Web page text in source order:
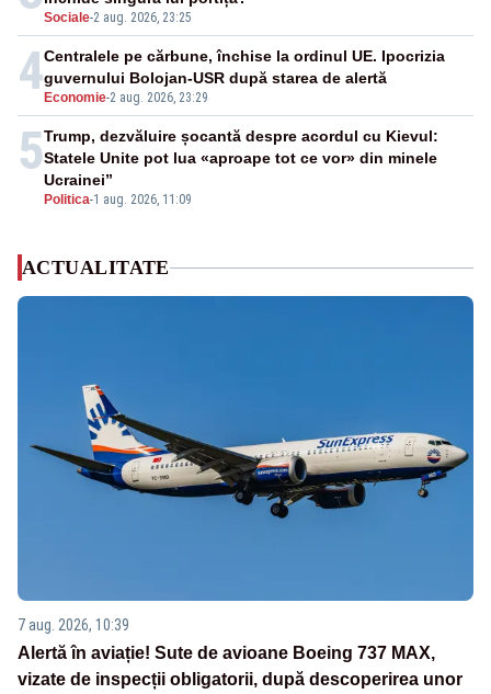
Sociale-2 aug. 2026, 23:25
4 Economie-2 aug. 2026, 23:29
Centralele pe cărbune, închise la ordinul UE. Ipocrizia
guvernului Bolojan-USR după starea de alertă
5
Politica-1 aug. 2026, 11:09
Trump, dezvăluire șocantă despre acordul cu Kievul:
Statele Unite pot lua «aproape tot ce vor» din minele
Ucrainei”
ACTUALITATE
7 aug. 2026, 10:39
Alertă în aviație! Sute de avioane Boeing 737 MAX,
vizate de inspecții obligatorii, după descoperirea unor